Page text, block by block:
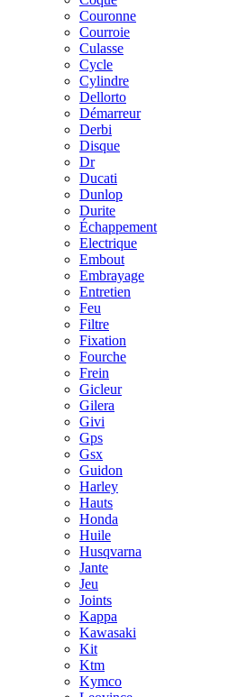
Couronne
Courroie
Culasse
Cycle
Cylindre
Dellorto
Démarreur
Derbi
Disque
Dr
Ducati
Dunlop
Durite
Échappement
Electrique
Embout
Embrayage
Entretien
Feu
Filtre
Fixation
Fourche
Frein
Gicleur
Gilera
Givi
Gps
Gsx
Guidon
Harley
Hauts
Honda
Huile
Husqvarna
Jante
Jeu
Joints
Kappa
Kawasaki
Kit
Ktm
Kymco